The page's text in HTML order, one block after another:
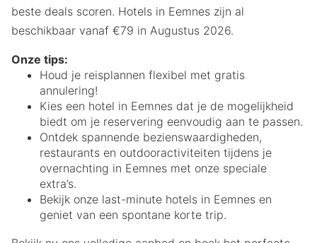
beste deals scoren. Hotels in Eemnes zijn al
beschikbaar vanaf €79 in Augustus 2026.
Onze tips:
Houd je reisplannen flexibel met gratis
annulering!
Kies een hotel in Eemnes dat je de mogelijkheid
biedt om je reservering eenvoudig aan te passen.
Ontdek spannende bezienswaardigheden,
restaurants en outdooractiviteiten tijdens je
overnachting in Eemnes met onze speciale
extra’s.
Bekijk onze last-minute hotels in Eemnes en
geniet van een spontane korte trip.